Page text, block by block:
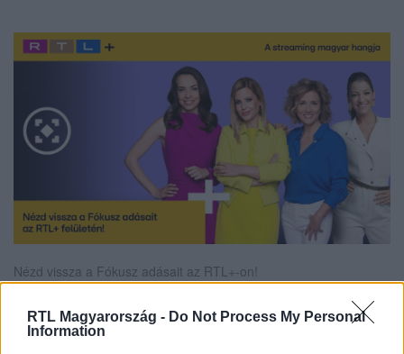
RTL Magyarország - Do Not Process My Personal
Information
Nézd vissza a Fókusz adásait az RTL+-on!